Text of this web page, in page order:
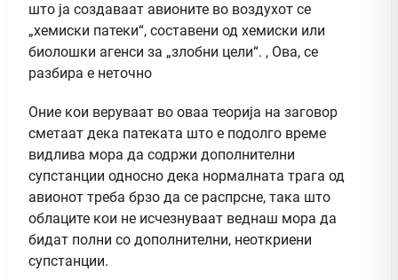
што ја создаваат авионите во воздухот се
„хемиски патеки“, составени од хемиски или
биолошки агенси за „злобни цели“. , Ова, се
разбира е неточно
Оние кои веруваат во оваа теорија на заговор
сметаат дека патеката што е подолго време
видлива мора да содржи дополнителни
супстанции односно дека нормалната трага од
авионот треба брзо да се распрсне, така што
облаците кои не исчезнуваат веднаш мора да
бидат полни со дополнителни, неоткриени
супстанции.